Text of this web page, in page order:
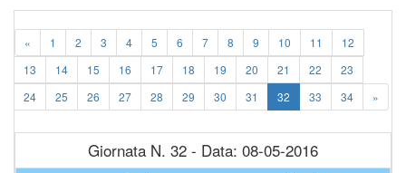
« 1 2 3 4 5 6 7 8 9 10 11
12
13
14 15 16 17 18 19 20 21 22
23
24
25 26 27 28 29 30 31 32 33 34 »
Giornata N. 32 - Data: 08-05-2016